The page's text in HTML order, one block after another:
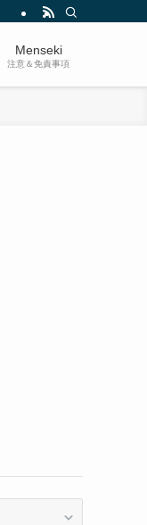
Menseki
注意＆免責事項